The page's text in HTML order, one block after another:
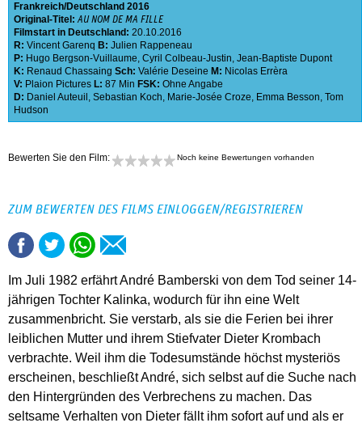
Frankreich Deutschland 2016
Original-Titel:AU NOM DE MA FILLE
Filmstart in Deutschland: 20.10.2016
R: Vincent Garenq B: Julien Rappeneau
P: Hugo Bergson-Vuillaume, Cyril Colbeau-Justin, Jean-Baptiste Dupont
K: Renaud Chassaing Sch: Valérie Deseine M: Nicolas Errèra
V: Plaion Pictures L: 87 Min FSK: Ohne Angabe
D: Daniel Auteuil , Sebastian Koch, Marie-Josée Croze, Emma Besson, Tom
Hudson
Bewerten Sie den Film: Noch keine Bewertungen vorhanden
ZUM BEWERTEN DES FILMS EINLOGGEN/REGISTRIEREN
Im Juli 1982 erfährt André Bamberski von dem Tod seiner 14-
jährigen Tochter Kalinka, wodurch für ihn eine Welt
zusammenbricht. Sie verstarb, als sie die Ferien bei ihrer
leiblichen Mutter und ihrem Stiefvater Dieter Krombach
verbrachte. Weil ihm die Todesumstände höchst mysteriös
erscheinen, beschließt André, sich selbst auf die Suche nach
den Hintergründen des Verbrechens zu machen. Das
seltsame Verhalten von Dieter fällt ihm sofort auf und als er